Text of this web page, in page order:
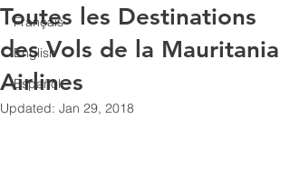
Français
English
Español
Toutes les Destinations
des Vols de la Mauritania
Airlines
Updated: Jan 29, 2018